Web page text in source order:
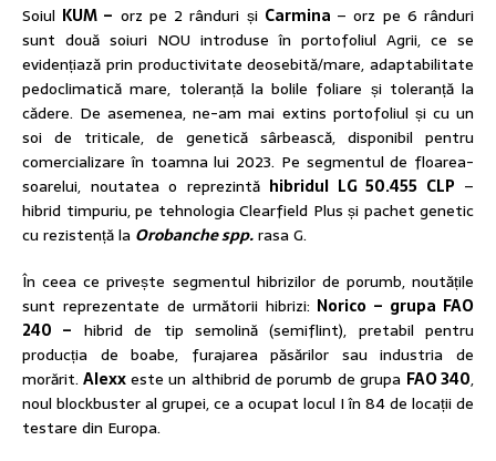
Soiul KUM – orz pe 2 rânduri și Carmina – orz pe 6 rânduri
sunt două soiuri NOU introduse în portofoliul Agrii, ce se
evidențiază prin productivitate deosebită/mare, adaptabilitate
pedoclimatică mare, toleranță la bolile foliare și toleranță la
cădere. De asemenea, ne-am mai extins portofoliul și cu un
soi de triticale, de genetică sârbească, disponibil pentru
comercializare în toamna lui 2023. Pe segmentul de floarea-
soarelui, noutatea o reprezintă hibridul LG 50.455 CLP –
hibrid timpuriu, pe tehnologia Clearfield Plus și pachet genetic
cu rezistență la Orobanche spp.rasa G.
În ceea ce privește segmentul hibrizilor de porumb, noutățile
sunt reprezentate de următorii hibrizi: Norico – grupa FAO
240 – hibrid de tip semolină (semiflint), pretabil pentru
producția de boabe, furajarea păsărilor sau industria de
morărit.Alexxeste un althibrid de porumb de grupa FAO 340,
noul blockbuster al grupei, ce a ocupat locul I în 84 de locații de
testare din Europa.